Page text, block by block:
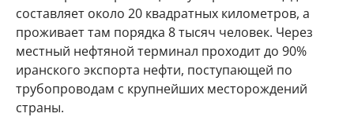
составляет около 20 квадратных километров, а
проживает там порядка 8 тысяч человек. Через
местный нефтяной терминал проходит до 90%
иранского экспорта нефти, поступающей по
трубопроводам с крупнейших месторождений
страны.